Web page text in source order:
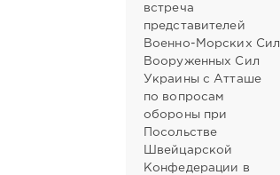
встреча
представителей
Военно-Морских Сил
Вооруженных Сил
Украины с Атташе
по вопросам
обороны при
Посольстве
Швейцарской
Конфедерации в